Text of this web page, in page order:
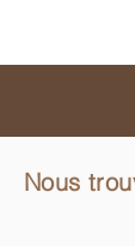
Nous